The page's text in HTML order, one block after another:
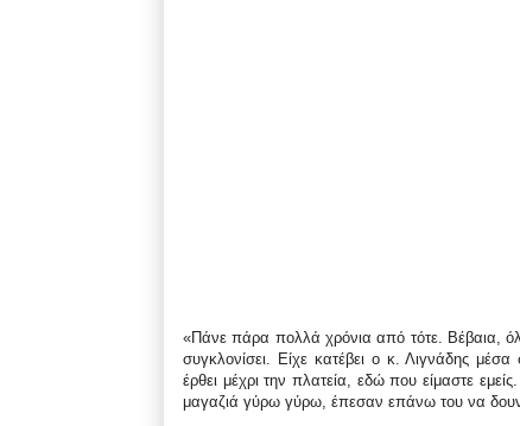
«Πάνε πάρα πολλά χρόνια από τότε. Βέβαια,
συγκλονίσει. Είχε κατέβει ο κ. Λιγνάδης
έρθει μέχρι την πλατεία, εδώ που είμαστε
μαγαζιά γύρω γύρω, έπεσαν επάνω του να δουν